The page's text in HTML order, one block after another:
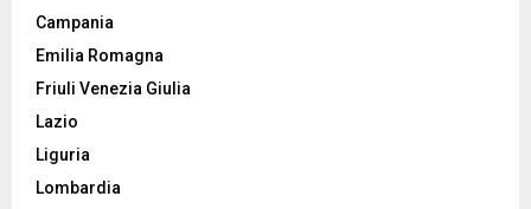
Campania
Emilia Romagna
Friuli Venezia Giulia
Lazio
Liguria
Lombardia